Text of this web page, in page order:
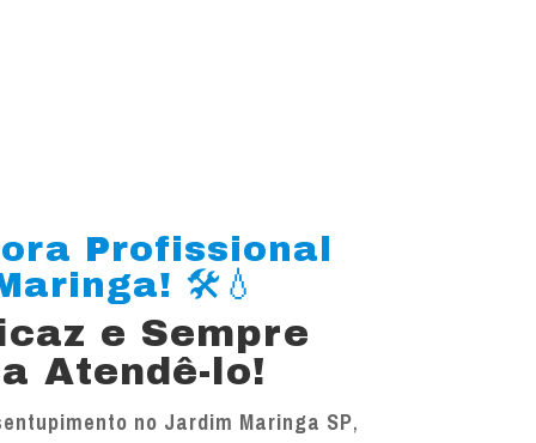
Profissional
🛠️💧
e Sempre
Atendê-lo!
no Jardim Maringa SP,